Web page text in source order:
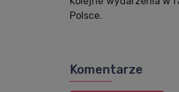
Polsce.
Komentarze